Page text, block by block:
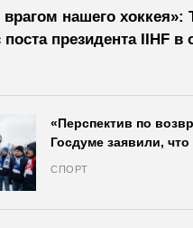
врагом нашего
президента IIHF в
«Перспектив по
Госдуме заявили, что
СПОРТ